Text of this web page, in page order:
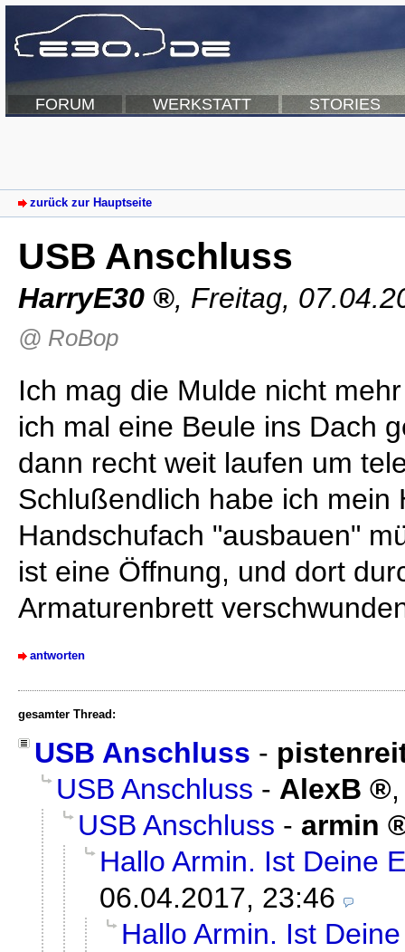
FORUM WERKSTATT STORIES
zurück zur Hauptseite
USB Anschluss
HarryE30 , Freitag,
@ RoBop
Ich mag die Mulde nicht
ich mal eine Beule ins Dach
dann recht weit laufen um
Schlußendlich habe ich mein
Handschufach "ausbauen"
ist eine Öffnung, und dort
Armaturenbrett
antworten
gesamter Thread:
USB Anschluss -
USB Anschluss - AlexB
USB Anschluss - armin
Hallo Armin. Ist Deine
06.04.2017, 23:46
Hallo Armin. Ist